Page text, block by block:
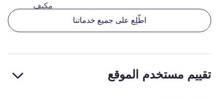
مكيف
اطّلِع على جميع خدماتنا
تقييم مستخدم الموقع